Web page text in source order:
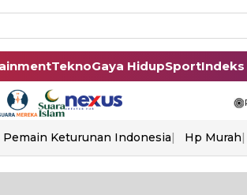
TeknoGaya HidupSportIndeks
Pemain Keturunan Indonesia Hp Murah